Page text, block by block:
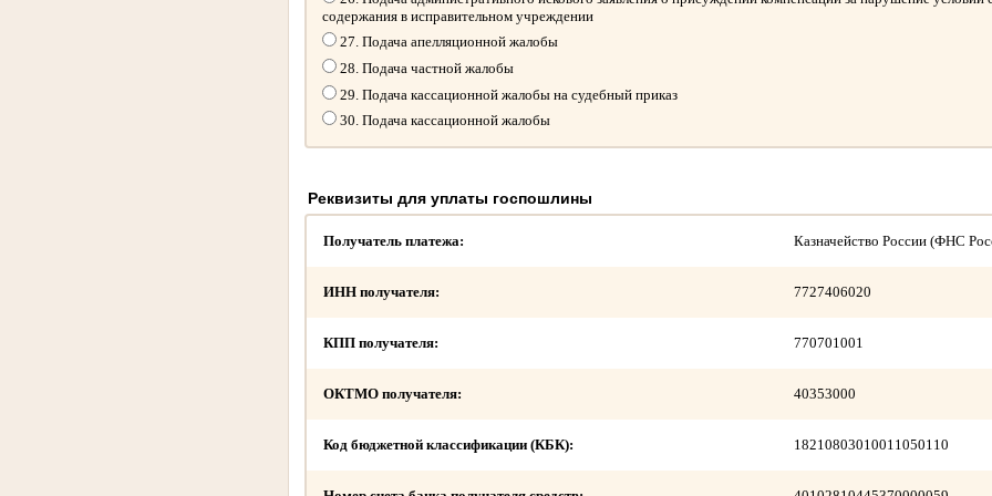
содержания в исправительном учреждении
27. Подача апелляционной жалобы
28. Подача частной жалобы
29. Подача кассационной жалобы на судебный приказ
30. Подача кассационной жалобы
Реквизиты для уплаты госпошлины
Получатель платежа: Казначейство России (ФНС
ИНН получателя: 7727406020
КПП получателя: 770701001
ОКТМО получателя: 40353000
Код бюджетной классификации (КБК): 18210803010011050110